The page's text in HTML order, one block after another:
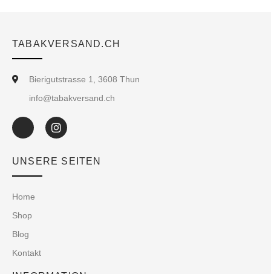
TABAKVERSAND.CH
Bierigutstrasse 1, 3608 Thun
info@tabakversand.ch
UNSERE SEITEN
Home
Shop
Blog
Kontakt